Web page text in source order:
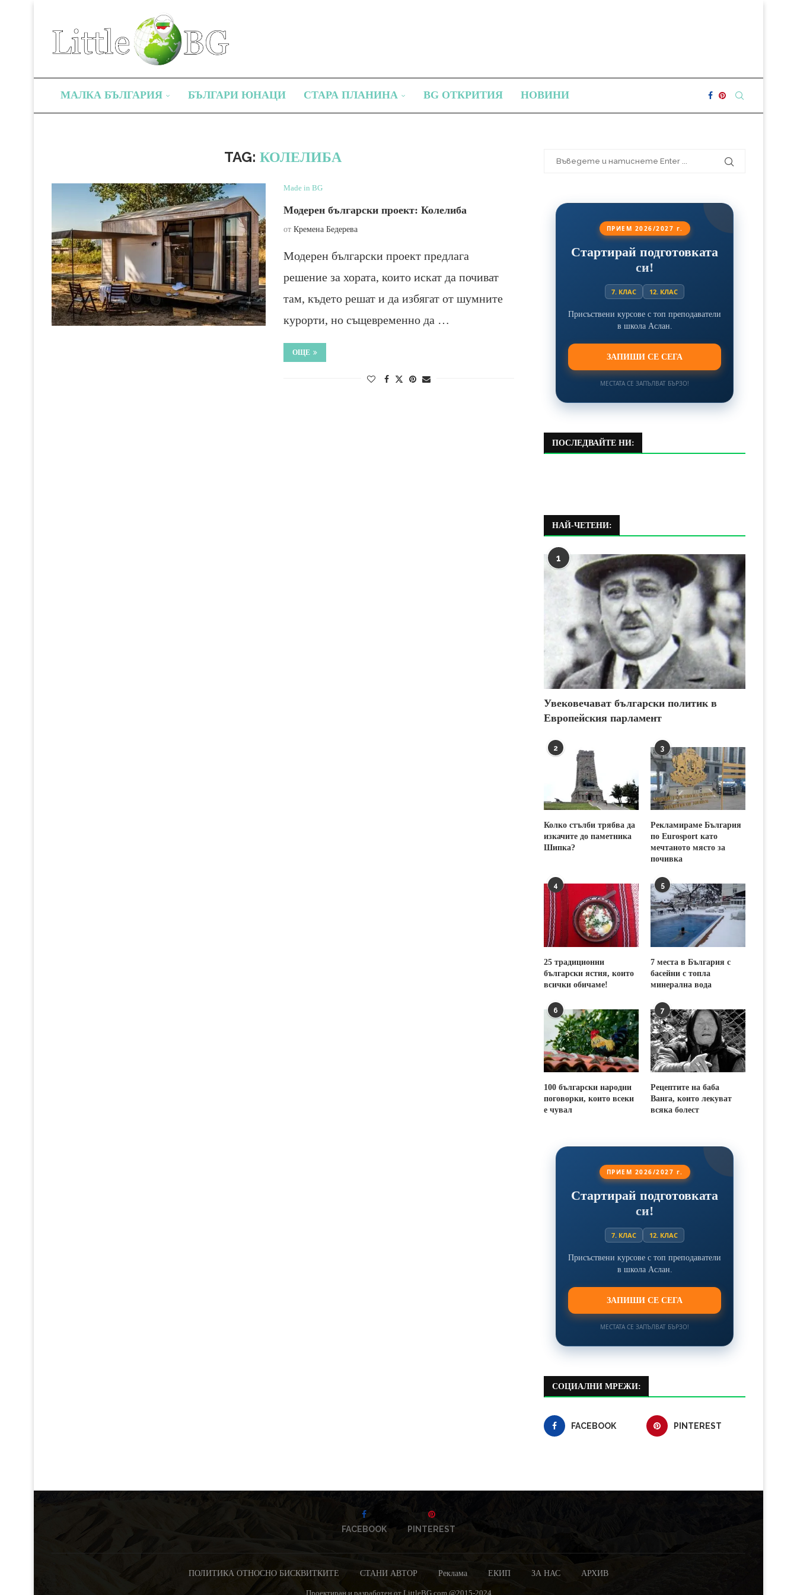
МАЛКА БЪЛГАРИЯ БЪЛГАРИ ЮНАЦИ СТАРА ПЛАНИНА BG ОТКРИТИЯ НОВИНИ
TAG: КОЛЕЛИБА
Made in BG
Модерен български проект: Колелиба
от Кремена Бедерева
Модерен български проект предлага
решение за хората, които искат да почиват
там, където решат и да избягат от шумните
курорти, но същевременно да …
ОЩЕ
ПРИЕМ 2026/2027 г.
Стартирай подготовката
си!
7. КЛАС 12. КЛАС
Присъствени курсове с топ преподаватели
в школа Аслан.
ЗАПИШИ СЕ СЕГА
МЕСТАТА СЕ ЗАПЪЛВАТ БЪРЗО!
ПОСЛЕДВАЙТЕ НИ:
НАЙ-ЧЕТЕНИ:
1
Увековечават български политик в
Европейския парламент
2
Колко стълби трябва да
изкачите до паметника
Шипка?
3
Рекламираме България
по Eurosport като
мечтаното място за
почивка
4
25 традиционни
български ястия, които
всички обичаме!
5
7 места в България с
басейни с топла
минерална вода
6
100 български народни
поговорки, които всеки
е чувал
7
Рецептите на баба
Ванга, които лекуват
всяка болест
ПРИЕМ 2026/2027 г.
Стартирай подготовката
си!
7. КЛАС 12. КЛАС
Присъствени курсове с топ преподаватели
в школа Аслан.
ЗАПИШИ СЕ СЕГА
МЕСТАТА СЕ ЗАПЪЛВАТ БЪРЗО!
СОЦИАЛНИ МРЕЖИ:
FACEBOOK PINTEREST
FACEBOOK PINTEREST
ПОЛИТИКА ОТНОСНО БИСКВИТКИТЕ СТАНИ АВТОР Реклама ЕКИП ЗА НАС АРХИВ
Проектиран и разработен от LittleBG.com @2015-2024